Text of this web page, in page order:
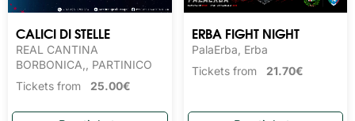
CALICI DI STELLE
REAL CANTINA
BORBONICA,, PARTINICO
Tickets from 25.00€
ERBA FIGHT NIGHT
PalaErba, Erba
Tickets from 21.70€